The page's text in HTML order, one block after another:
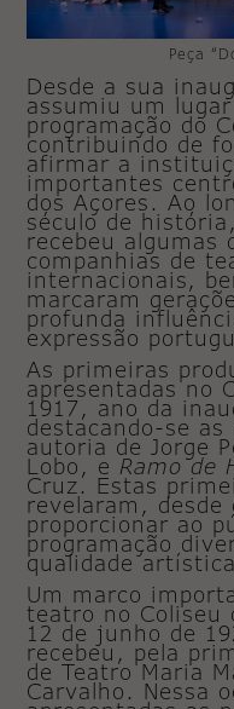
Peça
Desde a sua
assumiu um
programação do
contribuindo de
afirmar a
importantes
dos Açores. Ao
século de
recebeu algumas
companhias de
internacionais,
marcaram
profunda
expressão
As primeiras
apresentadas no
1917, ano da
destacando-se as
autoria de Jorge
Lobo, e Ramo de
Cruz. Estas
revelaram, desde
proporcionar ao
programação
qualidade
Um marco
teatro no Coliseu
12 de junho de
recebeu, pela
de Teatro Maria
Carvalho. Nessa